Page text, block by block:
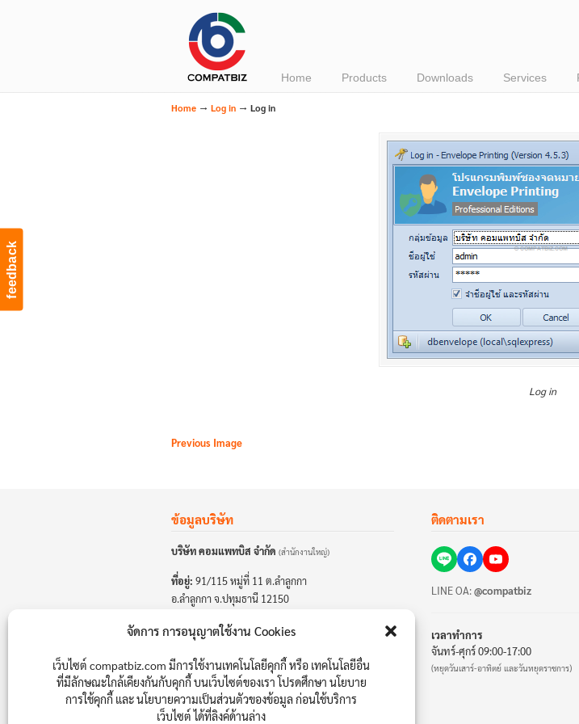
จัดการ การอนุญาตใช้งาน Cookies
เว็บไซต์ compatbiz.com มีการใช้งานเทคโนโลยีคุกกี้ หรือ เทคโนโลยีอื่น
ที่มีลักษณะใกล้เคียงกันกับคุกกี้ บนเว็บไซต์ของเรา โปรดศึกษา นโยบาย
การใช้คุกกี้ และ นโยบายความเป็นส่วนตัวของข้อมูล ก่อนใช้บริการ
เว็บไซต์ ได้ที่ลิงค์ด้านล่าง
feedback
Home Products Downloads Services
Navigation
Home → Log in → Log in
Log in
Previous Image
ข้อมูลบริษัท
บริษัท คอมแพทบิส จำกัด (สำนักงานใหญ่)
ที่อยู่: 91/115 หมู่ที่ 11 ต.ลำลูกกา
อ.ลำลูกกา จ.ปทุมธานี 12150
อีเมล:info@compatbiz.com
เลขผู้เสียภาษี: 0105559019894
ติดตามเรา
LINE OA:@compatbiz
เวลาทำการ
จันทร์-ศุกร์ 09:00-17:00
(หยุดวันเสาร์-อาทิตย์ และวันหยุดราชการ)